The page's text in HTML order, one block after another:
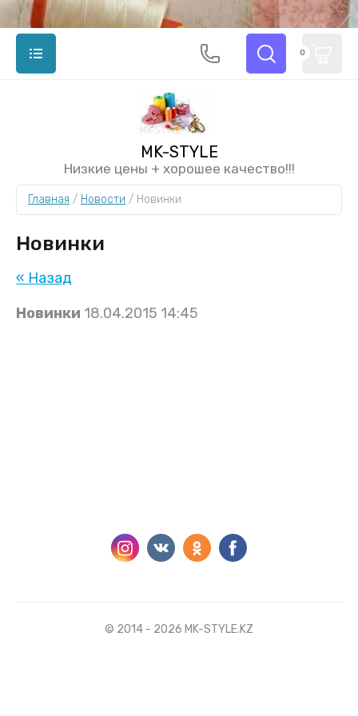
MK-STYLE
Низкие цены + хорошее качество!!!
0
Главная / Новости / Новинки
Новинки
« Назад
Новинки 18.04.2015 14:45
© 2014 - 2026 MK-STYLE.KZ